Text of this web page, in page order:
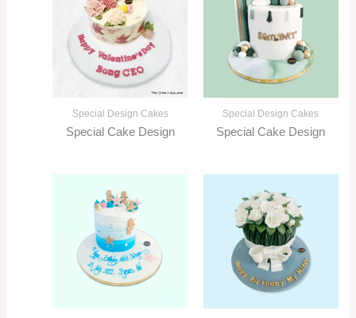
Special Design Cakes
Special Cake Design
Special Design Cakes
Special Cake Design